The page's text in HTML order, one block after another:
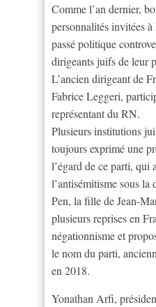
Comme l’an dernier,
personnalités invitées
passé politique
dirigeants juifs de leur
L’ancien dirigeant de
Fabrice Leggeri,
représentant du RN.
Plusieurs institutions
toujours exprimé une
l’égard de ce parti, qui
l’antisémitisme sous
Pen, la fille de Jean-
plusieurs reprises en
négationnisme et
le nom du parti,
en 2018.
Yonathan Arfi,